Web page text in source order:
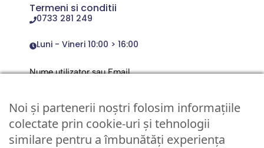
Termeni si conditii
0733 281 249
Luni - Vineri 10:00 > 16:00
Nume utilizator sau Email
Parola
Noi și partenerii noștri folosim informațiile
colectate prin cookie-uri și tehnologii
similare pentru a îmbunătăți experiența